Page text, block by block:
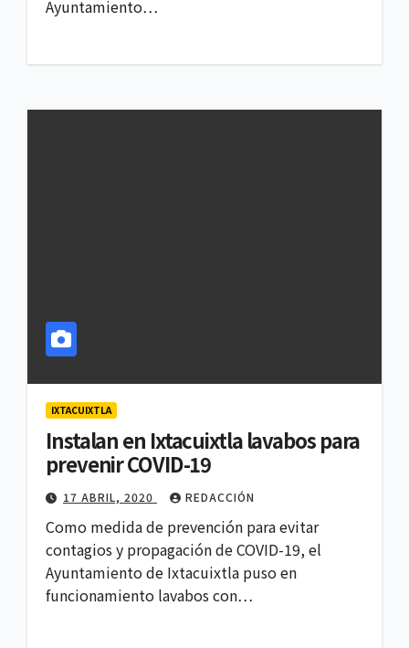
Ayuntamiento…
IXTACUIXTLA
Instalan en Ixtacuixtla lavabos para
prevenir COVID-19
17 ABRIL, 2020 REDACCIÓN
Como medida de prevención para evitar
contagios y propagación de COVID-19, el
Ayuntamiento de Ixtacuixtla puso en
funcionamiento lavabos con…